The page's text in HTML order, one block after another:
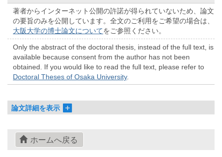
著者からインターネット公開の許諾が得られていないため、論文
の要旨のみを公開しています。全文のご利用をご希望の場合は、
大阪大学の博士論文についてをご参照ください。
Only the abstract of the doctoral thesis, instead of the full text, is
available because consent from the author has not been
obtained. If you would like to read the full text, please refer to
Doctoral Theses of Osaka University.
論文詳細を表示
ホームへ戻る